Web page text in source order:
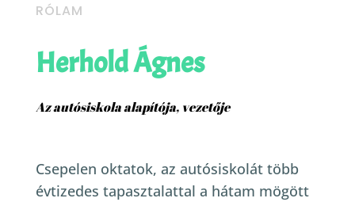
RÓLAM
Herhold Ágnes
Az autósiskola alapítója, vezetője
Csepelen oktatok, az autósiskolát több
évtizedes tapasztalattal a hátam mögött